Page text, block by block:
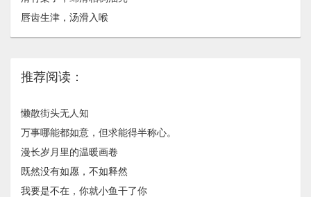
唇齿生津，汤滑入喉
推荐阅读：
懒散街头无人知
万事哪能都如意，但求能得半称心。
漫长岁月里的温暖画卷
既然没有如愿，不如释然
我要是不在，你就小鱼干了你